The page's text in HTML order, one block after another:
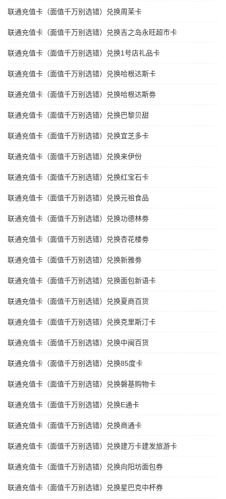
联通充值卡（面值千万别选错）兑换周茉卡
联通充值卡（面值千万别选错）兑换吉之岛永旺超市卡
联通充值卡（面值千万别选错）兑换1号店礼品卡
联通充值卡（面值千万别选错）兑换哈根达斯卡
联通充值卡（面值千万别选错）兑换哈根达斯劵
联通充值卡（面值千万别选错）兑换巴黎贝甜
联通充值卡（面值千万别选错）兑换宜芝多卡
联通充值卡（面值千万别选错）兑换来伊份
联通充值卡（面值千万别选错）兑换红宝石卡
联通充值卡（面值千万别选错）兑换元祖食品
联通充值卡（面值千万别选错）兑换功德林劵
联通充值卡（面值千万别选错）兑换杏花楼劵
联通充值卡（面值千万别选错）兑换新雅劵
联通充值卡（面值千万别选错）兑换面包新语卡
联通充值卡（面值千万别选错）兑换夏商百货
联通充值卡（面值千万别选错）兑换克里斯汀卡
联通充值卡（面值千万别选错）兑换中闽百货
联通充值卡（面值千万别选错）兑换85度卡
联通充值卡（面值千万别选错）兑换磐基购物卡
联通充值卡（面值千万别选错）兑换E通卡
联通充值卡（面值千万别选错）兑换商通卡
联通充值卡（面值千万别选错）兑换建万卡建发旅游卡
联通充值卡（面值千万别选错）兑换向阳坊面包券
联通充值卡（面值千万别选错）兑换星巴克中杯券